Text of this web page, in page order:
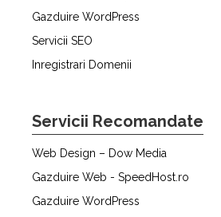
Gazduire WordPress
Servicii SEO
Inregistrari Domenii
Servicii Recomandate
Web Design – Dow Media
Gazduire Web - SpeedHost.ro
Gazduire WordPress